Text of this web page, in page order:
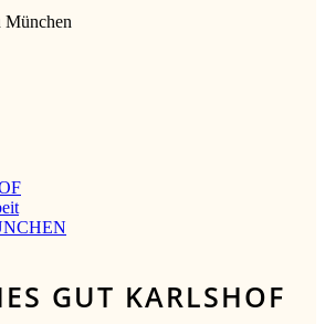
GUT KARLSHOF